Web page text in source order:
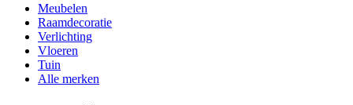
Meubelen
Raamdecoratie
Verlichting
Vloeren
Tuin
Alle merken